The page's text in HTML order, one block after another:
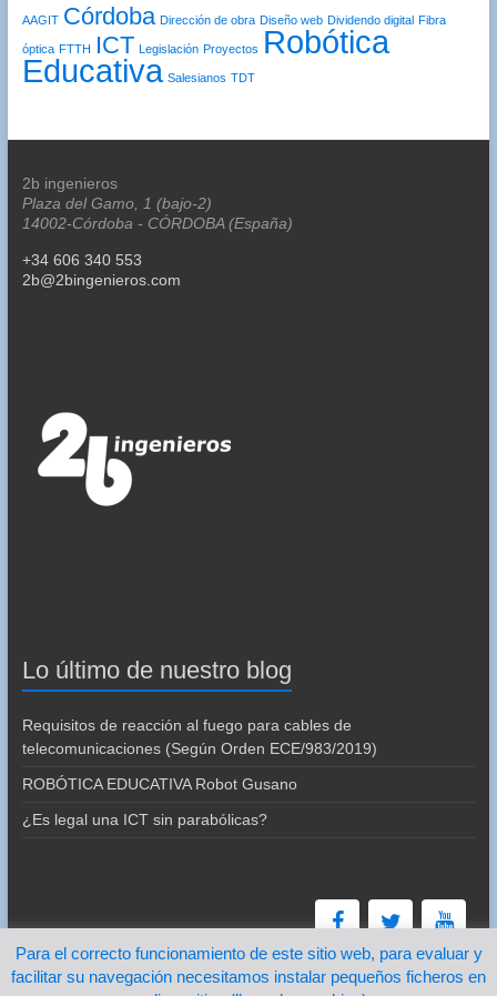
AAGIT Córdoba Dirección de obra Diseño web Dividendo digital Fibra
óptica FTTH ICT Legislación Proyectos Robótica
Educativa Salesianos TDT
2b ingenieros
Plaza del Gamo, 1 (bajo-2)
14002-Córdoba - CÓRDOBA (España)
+34 606 340 553
2b@2bingenieros.com
Lo último de nuestro blog
Requisitos de reacción al fuego para cables de
telecomunicaciones (Según Orden ECE/983/2019)
ROBÓTICA EDUCATIVA Robot Gusano
¿Es legal una ICT sin parabólicas?
Para el correcto funcionamiento de este sitio web, para evaluar y
facilitar su navegación necesitamos instalar pequeños ficheros en